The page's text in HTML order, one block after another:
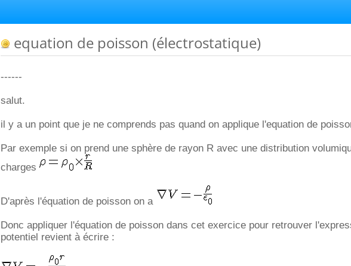
equation de poisson (électrostatique)
------
salut.
il y a un point que je ne comprends pas quand on applique l'equation de
Par exemple si on prend une sphère de rayon R avec une distribution
charges
D'après l'équation de poisson on a
Donc appliquer l'équation de poisson dans cet exercice pour retrouver
potentiel revient à écrire :